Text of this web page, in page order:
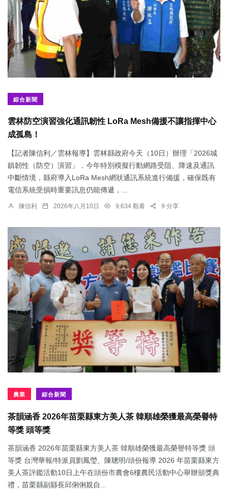
綜合新聞
雲林防空演習強化通訊韌性 LoRa Mesh備援不讓指揮中心
成孤島！
【記者陳信利／雲林報導】雲林縣政府今天（10日）辦理「2026城
鎮韌性（防空）演習」，今年特別模擬行動網路受阻、降速及通訊
中斷情境，縣府導入LoRa Mesh網狀通訊系統進行備援，確保既有
電信系統受損時重要訊息仍能傳遞，...
陳信利 2026年八月10日 9,634 觀看 9 分享
農業 綜合新聞
茶韻涵香 2026年苗栗縣東方美人茶 韓順雄榮獲最高榮譽特
等獎 頭等獎
茶韻涵香 2026年苗栗縣東方美人茶 韓順雄榮獲最高榮譽特等獎 頭
等獎 台灣華報/特派員劉鳳瑩、陳聰明/頭份報導 2026 年苗栗縣東方
美人茶評鑑活動10日上午在頭份市農會6樓農民活動中心舉辦頒獎典
禮，苗栗縣副縣長邱俐俐親自...